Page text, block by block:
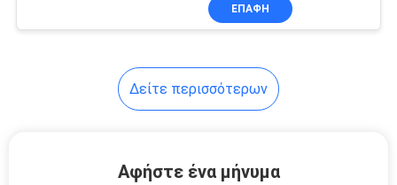
ΕΠΙΚΟΙΝΩΝΉΣΤΕ
Τέμνουσα μηχανή
ΕΠΑΦΉ
Δείτε περισσότερων
Αφήστε ένα μήνυμα